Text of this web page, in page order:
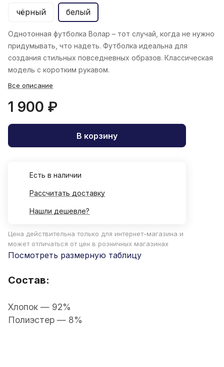
чёрный белый
Однотонная футболка Волар – тот случай, когда не нужно
придумывать, что надеть. Футболка идеальна для
создания стильных повседневных образов. Классическая
модель с коротким рукавом.
Все описание
1 900 ₽
В корзину
Есть в наличии
Рассчитать доставку
Нашли дешевле?
Цена действительна только для интернет-магазина и
может отличаться от цен в розничных магазинах
Посмотреть размерную таблицу
Состав:
Хлопок — 92%
Полиэстер — 8%